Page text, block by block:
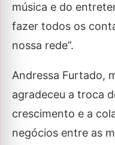
música e do
fazer todos os
nossa rede”.
Andressa Furtado,
agradeceu a troca
crescimento e a
negócios entre as